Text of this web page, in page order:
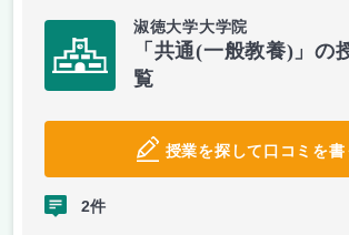
淑徳大学大学院
「共通(一般教養)」の
覧
授業を探して口コミを書
2件